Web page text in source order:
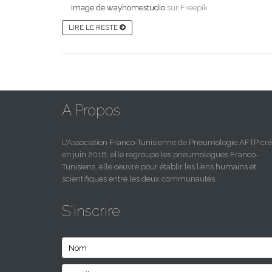
Image de wayhomestudio sur Freepik
LIRE LE RESTE
A Propos
L'Association Franco-Tunisienne de Pneumologie AFTP
en juin 2018, elle regroupe les pneumologues Franco-
Tunisiens, elle oeuvre pour établir les liens humains et
scientifiques entre les deux communautés.
S'inscrire